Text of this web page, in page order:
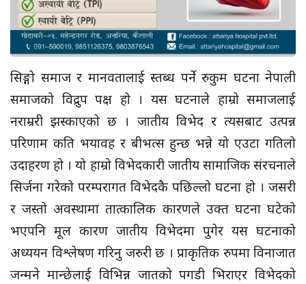
सिङ्गो समाज र मानवतालाई स्तब्ध पर्ने रुकुम घटना नेपाली
समाजको विद्रुप पक्ष हो । यस घटनाले हाम्रो समाजलाई
नराम्ररी झस्काएको छ । जातीय विभेद र त्यसबाट उत्पन्न
परिणाम कति भयावह र बीभत्स हुन्छ भन्ने यो एउटा गतिलो
उदाहरण हो । यो हाम्रो विभेदकारी जातीय सामाजिक संरचनाले
सिर्जना गरेको परम्परागत विभेदकै पछिल्लो घटना हो । जसरी
र जस्तो अवस्थामा तात्कालिक कारणले उक्त घटना घटेको
भएपनि मूल कारण जातीय विभेदमा पुगेर यस घटनाको
अध्ययन विश्लेषण गरिनु जरुरी छ । प्राकृतिक रुपमा विनाजात
जन्मने मान्छेलाई विभिन्न जातको पगडी भिराएर विभेदको